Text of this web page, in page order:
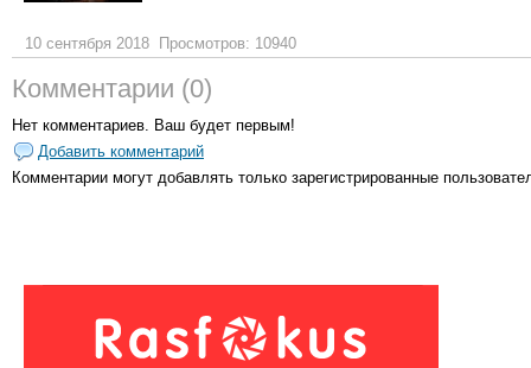
10 сентября 2018 Просмотров: 10940
Комментарии (0)
Нет комментариев. Ваш будет первым!
Добавить комментарий
Комментарии могут добавлять только зарегистрированные